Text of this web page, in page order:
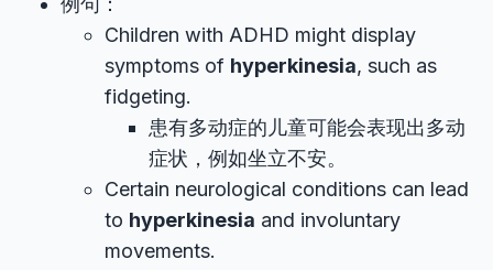
Children with ADHD might display
symptoms of hyperkinesia, such as
fidgeting.
患有多动症的儿童可能会表现出多动
症状，例如坐立不安。
Certain neurological conditions can lead
to hyperkinesia and involuntary
movements.